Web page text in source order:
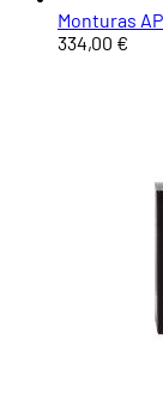
Monturas
334,00 €